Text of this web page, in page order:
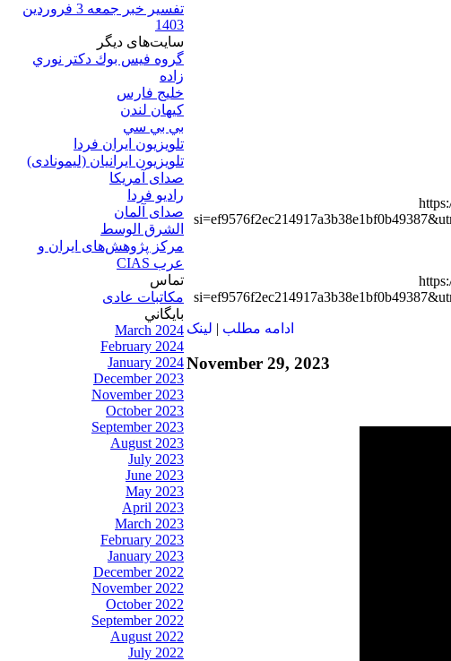
تفسیر خبر جمعه 3 فروردین
1403
سایت‌های ديگر
گروه فيس بوك دكتر نوري
زاده
خلیج فارس
کيهان لندن
بي بي سي
تلویزیون ایران فردا
تلويزيون ايرانيان (ليمونادی)
صدای آمريکا
راديو فردا
صدای آلمان
الشرق الوسط
مرکز پژوهش‌های ايران و
عرب CIAS
تماس
مکاتبات عادی
بايگاني
March 2024
February 2024
January 2024
December 2023
November 2023
October 2023
September 2023
August 2023
July 2023
June 2023
May 2023
April 2023
March 2023
February 2023
January 2023
December 2022
November 2022
October 2022
September 2022
August 2022
July 2022
ادامه مطلب | لينک
November 29, 2023